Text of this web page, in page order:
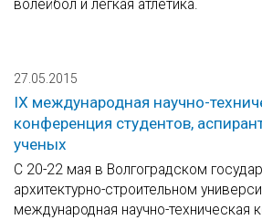
волейбол и легкая атлетика.
27.05.2015
IX международная научно-
конференция студентов,
ученых
С 20-22 мая в Волгоградском
архитектурно-строительном
международная научно-техническая